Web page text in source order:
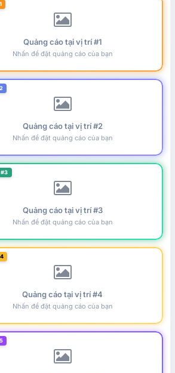
Quảng cáo tại vị trí #1
Nhấn để đặt quảng cáo của bạn
Quảng cáo tại vị trí #2
Nhấn để đặt quảng cáo của bạn
Quảng cáo tại vị trí #3
Nhấn để đặt quảng cáo của bạn
Quảng cáo tại vị trí #4
Nhấn để đặt quảng cáo của bạn